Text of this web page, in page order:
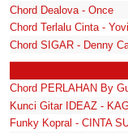
Chord Dealova - Once
Chord Terlalu Cinta -
Chord SIGAR - Denny
Chord PERLAHAN By
Kunci Gitar IDEAZ -
Funky Kopral - CINTA